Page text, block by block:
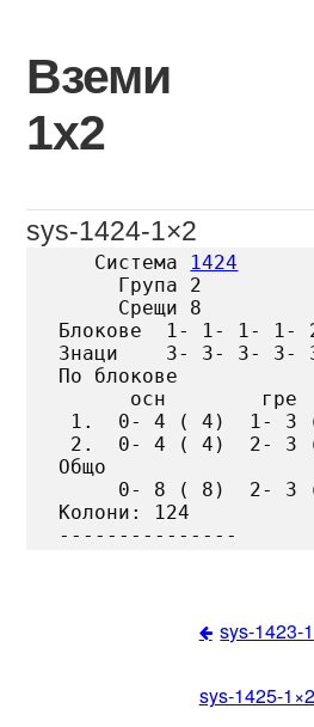
content
Вземи
1х2
sys-1424-1×2
   Система
1424
     Група 2
     Срещи 8
Блокове  1- 1- 1- 1-
Знаци    3- 3- 3- 3-
По блокове
осн        гре
1.  0- 4 ( 4)  1- 3
2.  0- 4 ( 4)  2- 3
Общо
0- 8 ( 8)  2- 3
Колони: 124
sys-1423-
sys-1425-1×2